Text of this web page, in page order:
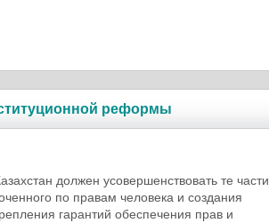
реформы
должен усовершенствовать те части
по правам человека и создания
гарантий обеспечения прав и